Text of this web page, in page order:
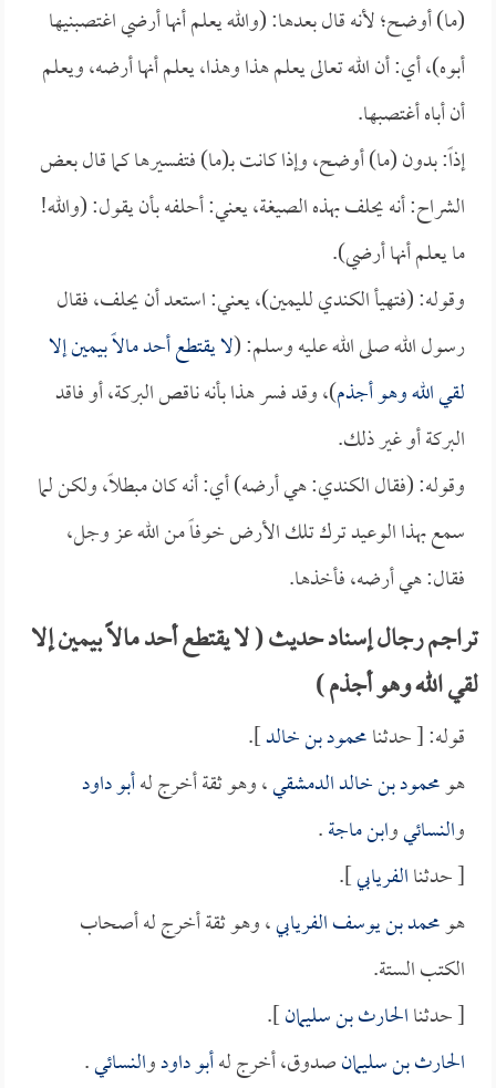
(ما) أوضح؛ لأنه قال بعدها: (والله يعلم أنها أرضي اغتصبنيها
أبوه)، أي: أن الله تعالى يعلم هذا وهذا، يعلم أنها أرضه، ويعلم
أن أباه أغتصبها.
إذاً: بدون (ما) أوضح، وإذا كانت بـ(ما) فتفسيرها كما قال بعض
الشراح: أنه يحلف بهذه الصيغة، يعني: أحلفه بأن يقول: (والله!
ما يعلم أنها أرضي).
وقوله: (فتهيأ الكندي لليمين)، يعني: استعد أن يحلف، فقال
رسول الله صلى الله عليه وسلم: (لا يقتطع أحد مالاً بيمين إلا
لقي الله وهو أجذم)، وقد فسر هذا بأنه ناقص البركة، أو فاقد
البركة أو غير ذلك.
وقوله: (فقال الكندي: هي أرضه) أي: أنه كان مبطلاً، ولكن لما
سمع بهذا الوعيد ترك تلك الأرض خوفاً من الله عز وجل،
فقال: هي أرضه، فأخذها.
تراجم رجال إسناد حديث ( لا يقتطع أحد مالاً بيمين إلا
لقي الله وهو أجذم )
قوله: [ حدثنامحمود بن خالد].
هومحمود بن خالد الدمشقي، وهو ثقة أخرج لهأبو داود
والنسائيوابن ماجة.
[ حدثناالفريابي].
هومحمد بن يوسف الفريابي، وهو ثقة أخرج له أصحاب
الكتب الستة.
[ حدثناالحارث بن سليمان].
الحارث بن سليمانصدوق، أخرج لهأبو داودوالنسائي.